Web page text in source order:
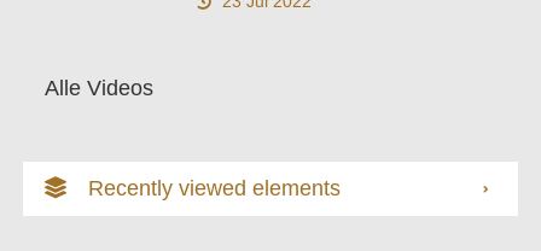
Alle Videos
Recently viewed elements